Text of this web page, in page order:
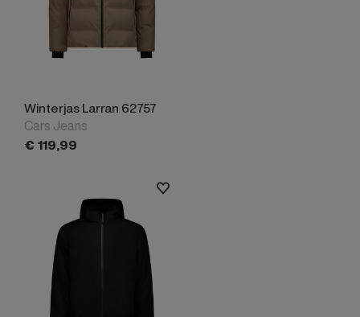
Winterjas Larran 62757
Cars Jeans
€ 119,99